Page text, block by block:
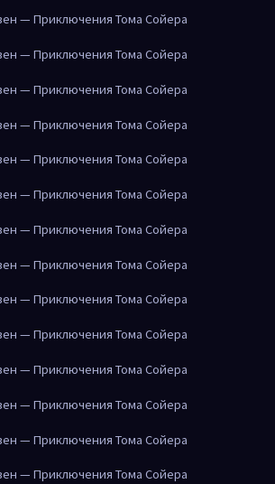
— Приключения Тома Сойера
— Приключения Тома Сойера
— Приключения Тома Сойера
— Приключения Тома Сойера
— Приключения Тома Сойера
— Приключения Тома Сойера
— Приключения Тома Сойера
— Приключения Тома Сойера
— Приключения Тома Сойера
— Приключения Тома Сойера
— Приключения Тома Сойера
— Приключения Тома Сойера
— Приключения Тома Сойера
— Приключения Тома Сойера